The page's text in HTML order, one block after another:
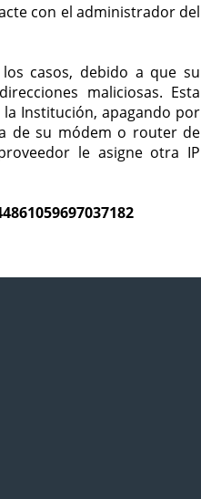
con el administrador del
casos, debido a que su
maliciosas. Esta
Institución, apagando por
de su módem o router de
le asigne otra IP